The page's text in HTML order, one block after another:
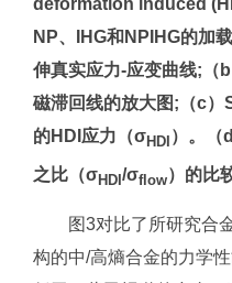
deformation induced
NP、IHG和NPIHG的加
伸真实应力-应变曲线;（
磁滞回线的放大图;（c）
的HDI应力（σHDI ）。（
之比（σHDI /σflow）的比
图3对比了所研究合
构的中/高熵合金的力学